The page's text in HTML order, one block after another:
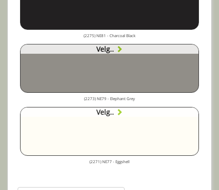
(2275) NE81 - Charcoal Black
Velg..
(2273) NE79 - Elephant Grey
Velg..
(2271) NE77 - Eggshell